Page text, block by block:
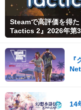
Steamで高評価を得
Tactics 2』2026年第
14